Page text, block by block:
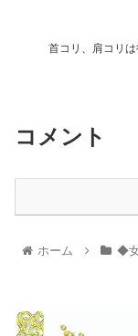
首コリ、肩コリ
コメント
ホーム ◆